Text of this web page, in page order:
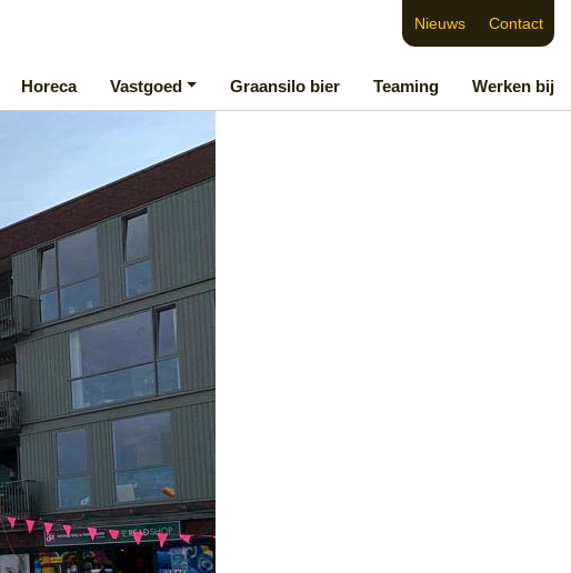
Nieuws Contact
Horeca Vastgoed Graansilo bier Teaming Werken bij